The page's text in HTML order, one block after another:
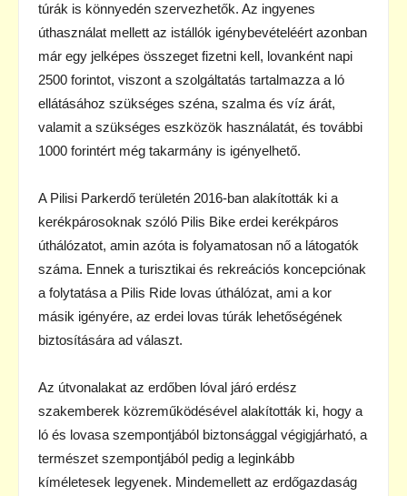
túrák is könnyedén szervezhetők. Az ingyenes
úthasználat mellett az istállók igénybevételéért azonban
már egy jelképes összeget fizetni kell, lovanként napi
2500 forintot, viszont a szolgáltatás tartalmazza a ló
ellátásához szükséges széna, szalma és víz árát,
valamit a szükséges eszközök használatát, és további
1000 forintért még takarmány is igényelhető.
A Pilisi Parkerdő területén 2016-ban alakították ki a
kerékpárosoknak szóló Pilis Bike erdei kerékpáros
úthálózatot, amin azóta is folyamatosan nő a látogatók
száma. Ennek a turisztikai és rekreációs koncepciónak
a folytatása a Pilis Ride lovas úthálózat, ami a kor
másik igényére, az erdei lovas túrák lehetőségének
biztosítására ad választ.
Az útvonalakat az erdőben lóval járó erdész
szakemberek közreműködésével alakították ki, hogy a
ló és lovasa szempontjából biztonsággal végigjárható, a
természet szempontjából pedig a leginkább
kíméletesek legyenek. Mindemellett az erdőgazdaság